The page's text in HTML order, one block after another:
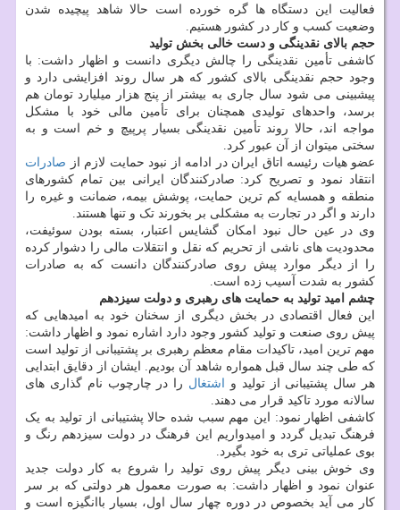
فعالیت این دستگاه ها گره خورده است حالا شاهد پیچیده شدن
وضعیت کسب و کار در کشور هستیم.
حجم بالای نقدینگی و دست خالی بخش تولید
کاشفی تأمین نقدینگی را چالش دیگری دانست و اظهار داشت: با
وجود حجم نقدینگی بالای کشور که هر سال روند افزایشی دارد و
پیشبینی می شود سال جاری به بیشتر از پنج هزار میلیارد تومان هم
برسد، واحدهای تولیدی همچنان برای تأمین مالی خود با مشکل
مواجه اند، حالا روند تأمین نقدینگی بسیار پرپیچ و خم است و به
سختی میتوان از آن عبور کرد.
عضو هیات رئیسه اتاق ایران در ادامه از نبود حمایت لازم از صادرات
انتقاد نمود و تصریح کرد: صادرکنندگان ایرانی بین تمام کشورهای
منطقه و همسایه کم ترین حمایت، پوشش بیمه، ضمانت و غیره را
دارند و اگر در تجارت به مشکلی بر بخورند تک و تنها هستند.
وی در عین حال نبود امکان گشایس اعتبار، بسته بودن سوئیفت،
محدودیت های ناشی از تحریم که نقل و انتقلات مالی را دشوار کرده
را از دیگر موارد پیش روی صادرکنندگان دانست که به صادرات
کشور به شدت آسیب زده است.
چشم امید تولید به حمایت های رهبری و دولت سیزدهم
این فعال اقتصادی در بخش دیگری از سخنان خود به امیدهایی که
پیش روی صنعت و تولید کشور وجود دارد اشاره نمود و اظهار داشت:
مهم ترین امید، تاکیدات مقام معظم رهبری بر پشتیبانی از تولید است
که طی چند سال قبل همواره شاهد آن بودیم. ایشان از دقایق ابتدایی
هر سال پشتیبانی از تولید و
اشتغال را در چارچوب نام گذاری های
سالانه مورد تاکید قرار می دهند.
کاشفی اظهار نمود: این مهم سبب شده حالا پشتیبانی از تولید به یک
فرهنگ تبدیل گردد و امیدواریم این فرهنگ در دولت سیزدهم رنگ و
بوی عملیاتی تری به خود بگیرد.
وی خوش بینی دیگر پیش روی تولید را شروع به کار دولت جدید
عنوان نمود و اظهار داشت: به صورت معمول هر دولتی که بر سر
کار می آید بخصوص در دوره چهار سال اول، بسیار باانگیزه است و